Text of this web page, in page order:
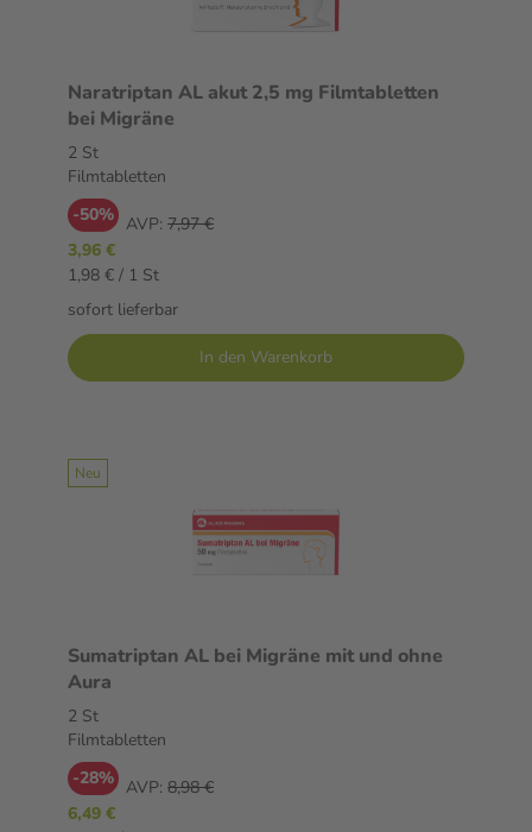
Naratriptan AL akut 2,5 mg Filmtabletten
bei Migräne
2 St
Filmtabletten
-50% AVP: 7,97 €
3,96 €
1,98 € / 1 St
sofort lieferbar
In den Warenkorb
Neu
Sumatriptan AL bei Migräne mit und ohne
Aura
2 St
Filmtabletten
-28% AVP: 8,98 €
6,49 €